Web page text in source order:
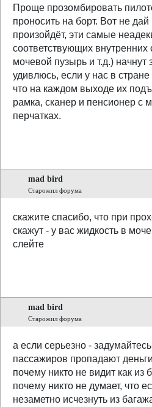
Проще прозомбировать
проносить на борт. Вот не дай
произойдёт, эти самые
соответствующих внутренних
мочевой пузырь и т.д.)
удивлюсь, если у нас в стране
что на каждом выходе их
рамка, сканер и пенсионер с
перчатках.
mad bird
Старожил форума
скажите спасибо, что при
скажут - у вас жидкость в
слейте
mad bird
Старожил форума
а если серьезно -
пассажиров пропадают
почему никто не видит как из
почему никто не думает, что
незаметно исчезнуть из